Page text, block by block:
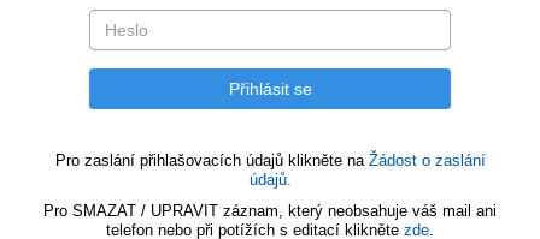
Pro zaslání přihlašovacích údajů klikněte na Žádost o zaslání
údajů.
Pro SMAZAT / UPRAVIT záznam, který neobsahuje váš mail ani
telefon nebo při potížích s editací klikněte zde.